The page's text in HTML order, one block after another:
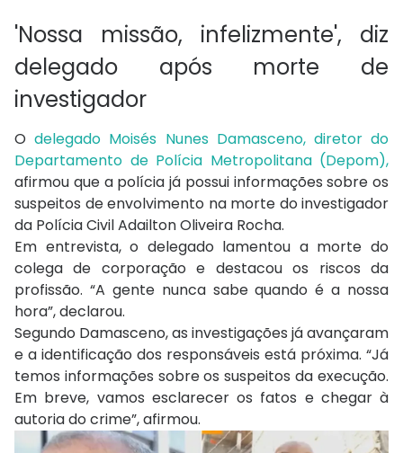
'Nossa missão, infelizmente', diz
delegado após morte de
investigador
Odelegado Moisés Nunes Damasceno, diretor do
Departamento de Polícia Metropolitana (Depom),
afirmou que a polícia já possui informações sobre os
suspeitos de envolvimento na morte do investigador
da Polícia Civil Adailton Oliveira Rocha.
Em entrevista, o delegado lamentou a morte do
colega de corporação e destacou os riscos da
profissão. “A gente nunca sabe quando é a nossa
hora”, declarou.
Segundo Damasceno, as investigações já avançaram
e a identificação dos responsáveis está próxima. “Já
temos informações sobre os suspeitos da execução.
Em breve, vamos esclarecer os fatos e chegar à
autoria do crime”, afirmou.